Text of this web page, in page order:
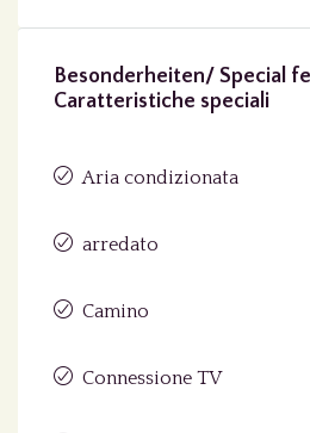
Besonderheiten/ Special
Caratteristiche speciali
Aria condizionata
arredato
Camino
Connessione TV